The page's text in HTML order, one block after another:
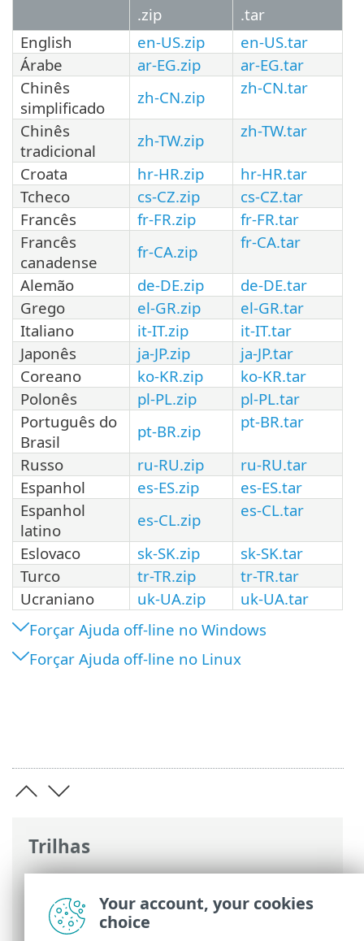
Trilhas
Ajuda on-line ESET>ESET PROTECT On-
Prem>Introdução ao ESET PROTECT On-
Prem>Sobre a ajuda > Ajuda off-line
.zip
.tar
English
en-US.zip
en-US.tar
Árabe
ar-EG.zip
ar-EG.tar
Chinês
simplificado
zh-CN.zip zh-CN.tar
Chinês
tradicional
zh-TW.zip zh-TW.tar
Croata hr-HR.zip
hr-HR.tar
Tcheco
cs-CZ.zip
cs-CZ.tar
Francês
fr-FR.zip
fr-FR.tar
Francês
canadense
fr-CA.zip fr-CA.tar
Alemão de-DE.zip
de-DE.tar
Grego
el-GR.zip
el-GR.tar
Italiano
it-IT.zip
it-IT.tar
Japonês
ja-JP.zip
ja-JP.tar
Coreano
ko-KR.zip
ko-KR.tar
Polonês
pl-PL.zip
pl-PL.tar
Português do
Brasil
pt-BR.zip pt-BR.tar
Russo ru-RU.zip
ru-RU.tar
Espanhol
es-ES.zip
es-ES.tar
Espanhol
latino
es-CL.zip es-CL.tar
Eslovaco sk-SK.zip
sk-SK.tar
Turco
tr-TR.zip
tr-TR.tar
Ucraniano
uk-UA.zip
uk-UA.tar
Forçar Ajuda off-line no Windows
Forçar Ajuda off-line no Linux
Your account, your cookies
choice